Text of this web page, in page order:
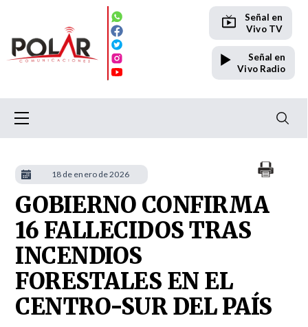
Señal en
Vivo TV
Señal en
Vivo Radio
GOBIERNO CONFIRMA
16 FALLECIDOS TRAS
INCENDIOS
FORESTALES EN EL
CENTRO-SUR DEL PAÍS
18 de enero de 2026